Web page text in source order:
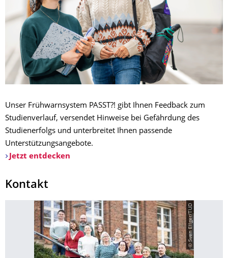
Unser Frühwarnsystem PASST?! gibt Ihnen Feedback zum
Studienverlauf, versendet Hinweise bei Gefährdung des
Studienerfolgs und unterbreitet Ihnen passende
Unterstützungsangebote.
Jetzt entdecken
Kontakt
© Sven Ellger/TUD